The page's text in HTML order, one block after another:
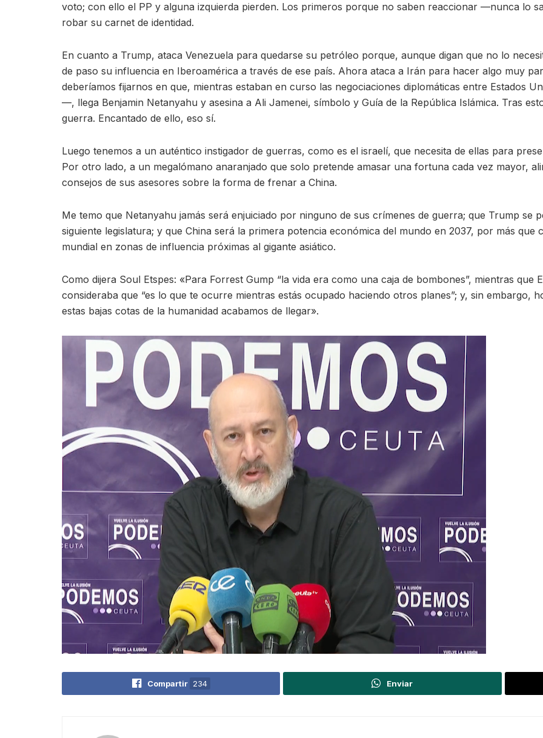
voto; con ello el PP y alguna izquierda pierden. Los primeros porque no saben reaccionar —nunca lo
robar su carnet de identidad.
En cuanto a Trump, ataca Venezuela para quedarse su petróleo porque, aunque digan que no lo
de paso su influencia en Iberoamérica a través de ese país. Ahora ataca a Irán para hacer algo muy
deberíamos fijarnos en que, mientras estaban en curso las negociaciones diplomáticas entre Estados
—, llega Benjamin Netanyahu y asesina a Ali Jamenei, símbolo y Guía de la República Islámica. Tras
guerra. Encantado de ello, eso sí.
Luego tenemos a un auténtico instigador de guerras, como es el israelí, que necesita de ellas para
Por otro lado, a un megalómano anaranjado que solo pretende amasar una fortuna cada vez mayor,
consejos de sus asesores sobre la forma de frenar a China.
Me temo que Netanyahu jamás será enjuiciado por ninguno de sus crímenes de guerra; que Trump se
siguiente legislatura; y que China será la primera potencia económica del mundo en 2037, por más
mundial en zonas de influencia próximas al gigante asiático.
Como dijera Soul Etspes: «Para Forrest Gump “la vida era como una caja de bombones”, mientras que
consideraba que “es lo que te ocurre mientras estás ocupado haciendo otros planes”; y, sin embargo,
estas bajas cotas de la humanidad acabamos de llegar».
Compartir 234 Enviar